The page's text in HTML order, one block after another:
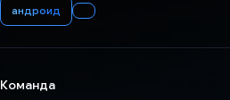
андроид
Команда